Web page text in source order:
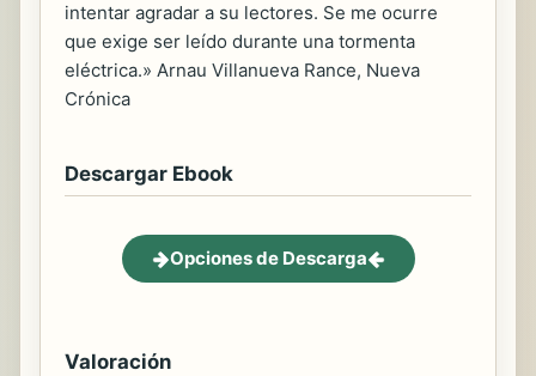
intentar agradar a su lectores. Se me ocurre
que exige ser leído durante una tormenta
eléctrica.» Arnau Villanueva Rance, Nueva
Crónica
Descargar Ebook
Opciones de Descarga
Valoración